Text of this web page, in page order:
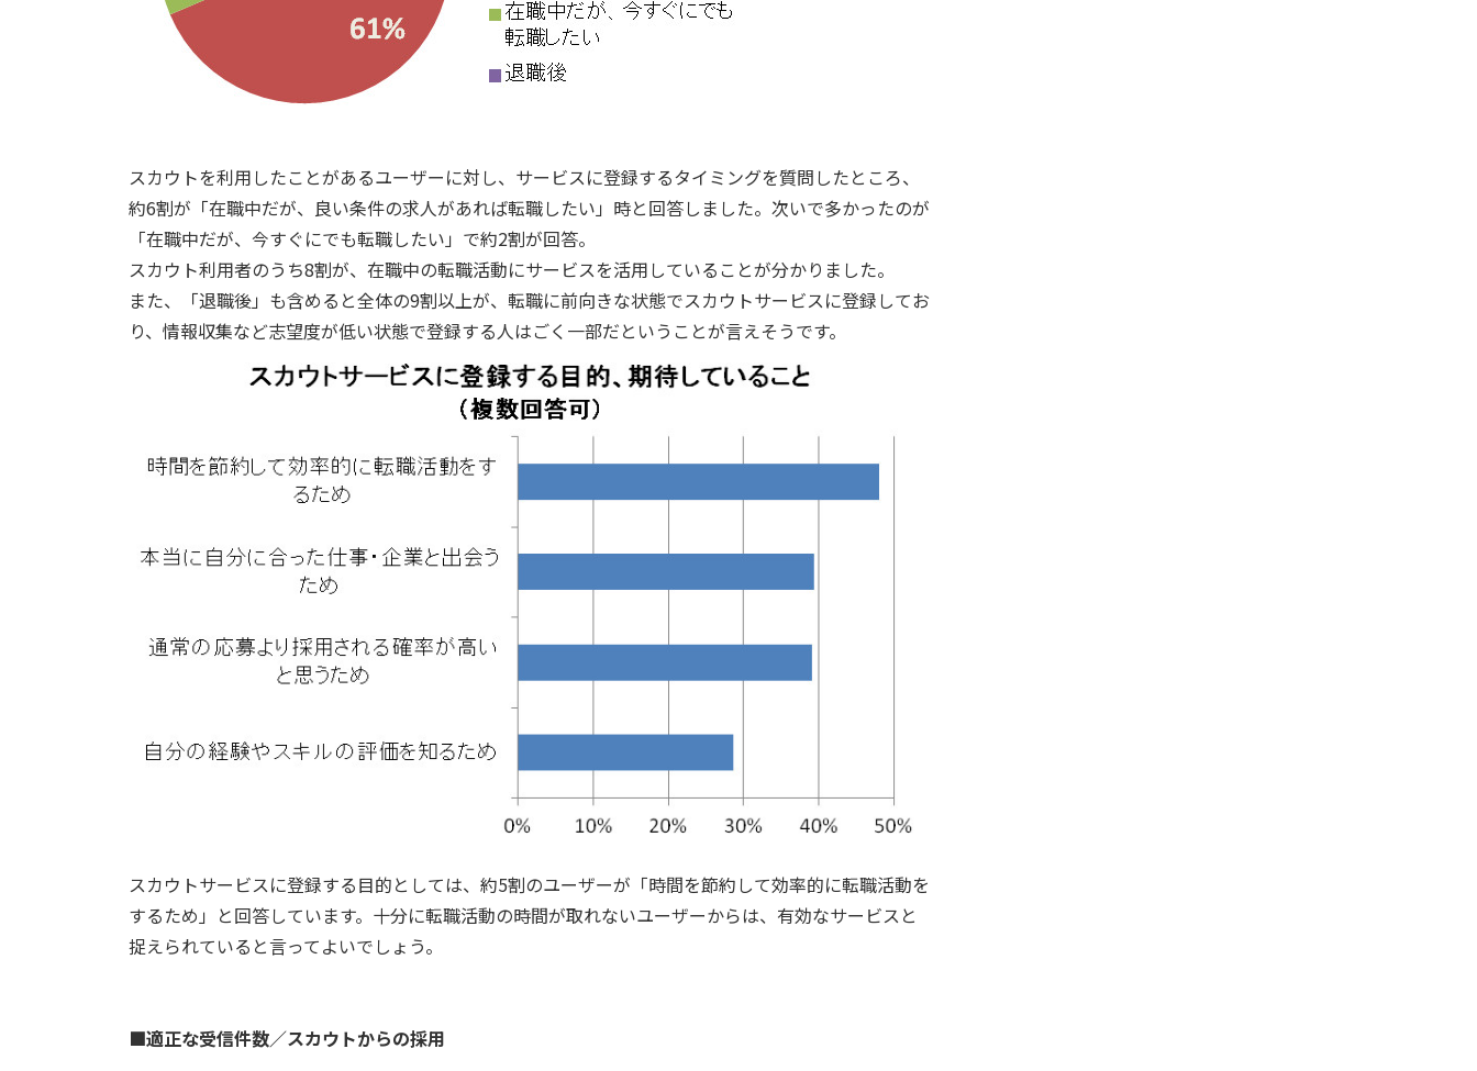
スカウトを利用したことがあるユーザーに対し、サービスに登録するタイミングを質問したところ、
約6割が「在職中だが、良い条件の求人があれば転職したい」時と回答しました。次いで多かったのが
「在職中だが、今すぐにでも転職したい」で約2割が回答。
スカウト利用者のうち8割が、在職中の転職活動にサービスを活用していることが分かりました。
また、「退職後」も含めると全体の9割以上が、転職に前向きな状態でスカウトサービスに登録してお
り、情報収集など志望度が低い状態で登録する人はごく一部だということが言えそうです。
スカウトサービスに登録する目的としては、約5割のユーザーが「時間を節約して効率的に転職活動を
するため」と回答しています。十分に転職活動の時間が取れないユーザーからは、有効なサービスと
捉えられていると言ってよいでしょう。
■適正な受信件数／スカウトからの採用